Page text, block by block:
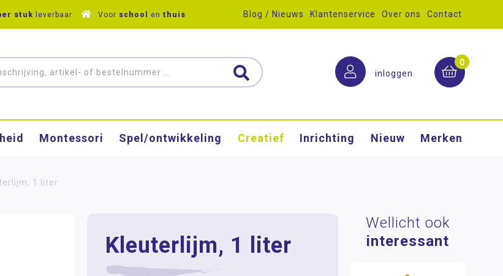
stuk leverbaar Voor school en thuis Blog / Nieuws Klantenservice Over ons Contact
inloggen
0
Montessori Spel/ontwikkeling Creatief Inrichting Nieuw Merken
1 liter
Kleuterlijm, 1 liter
Wellicht ook
interessant